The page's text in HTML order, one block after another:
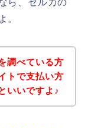
ら、セルカの
。
調べている方
トで支払い方
いいですよ♪